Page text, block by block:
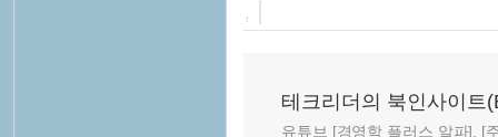
, |
테크리더의 북인사이트
유튜브 [경영학 플러스 알파], [